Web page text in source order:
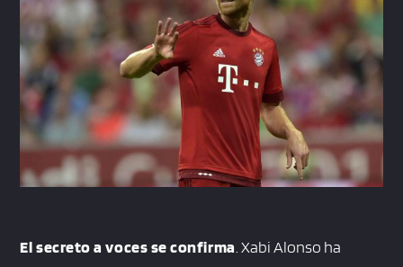
El secreto a voces se confirma . Xabi Alonso ha